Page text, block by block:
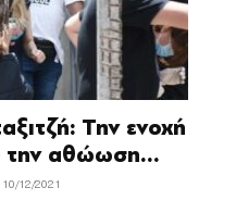
Την ενοχή
την αθώωση...
10/12/2021